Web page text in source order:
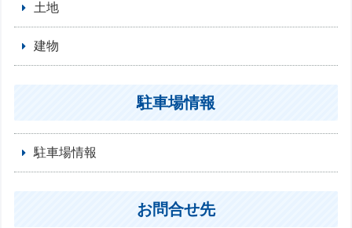
土地
建物
駐車場情報
駐車場情報
お問合せ先